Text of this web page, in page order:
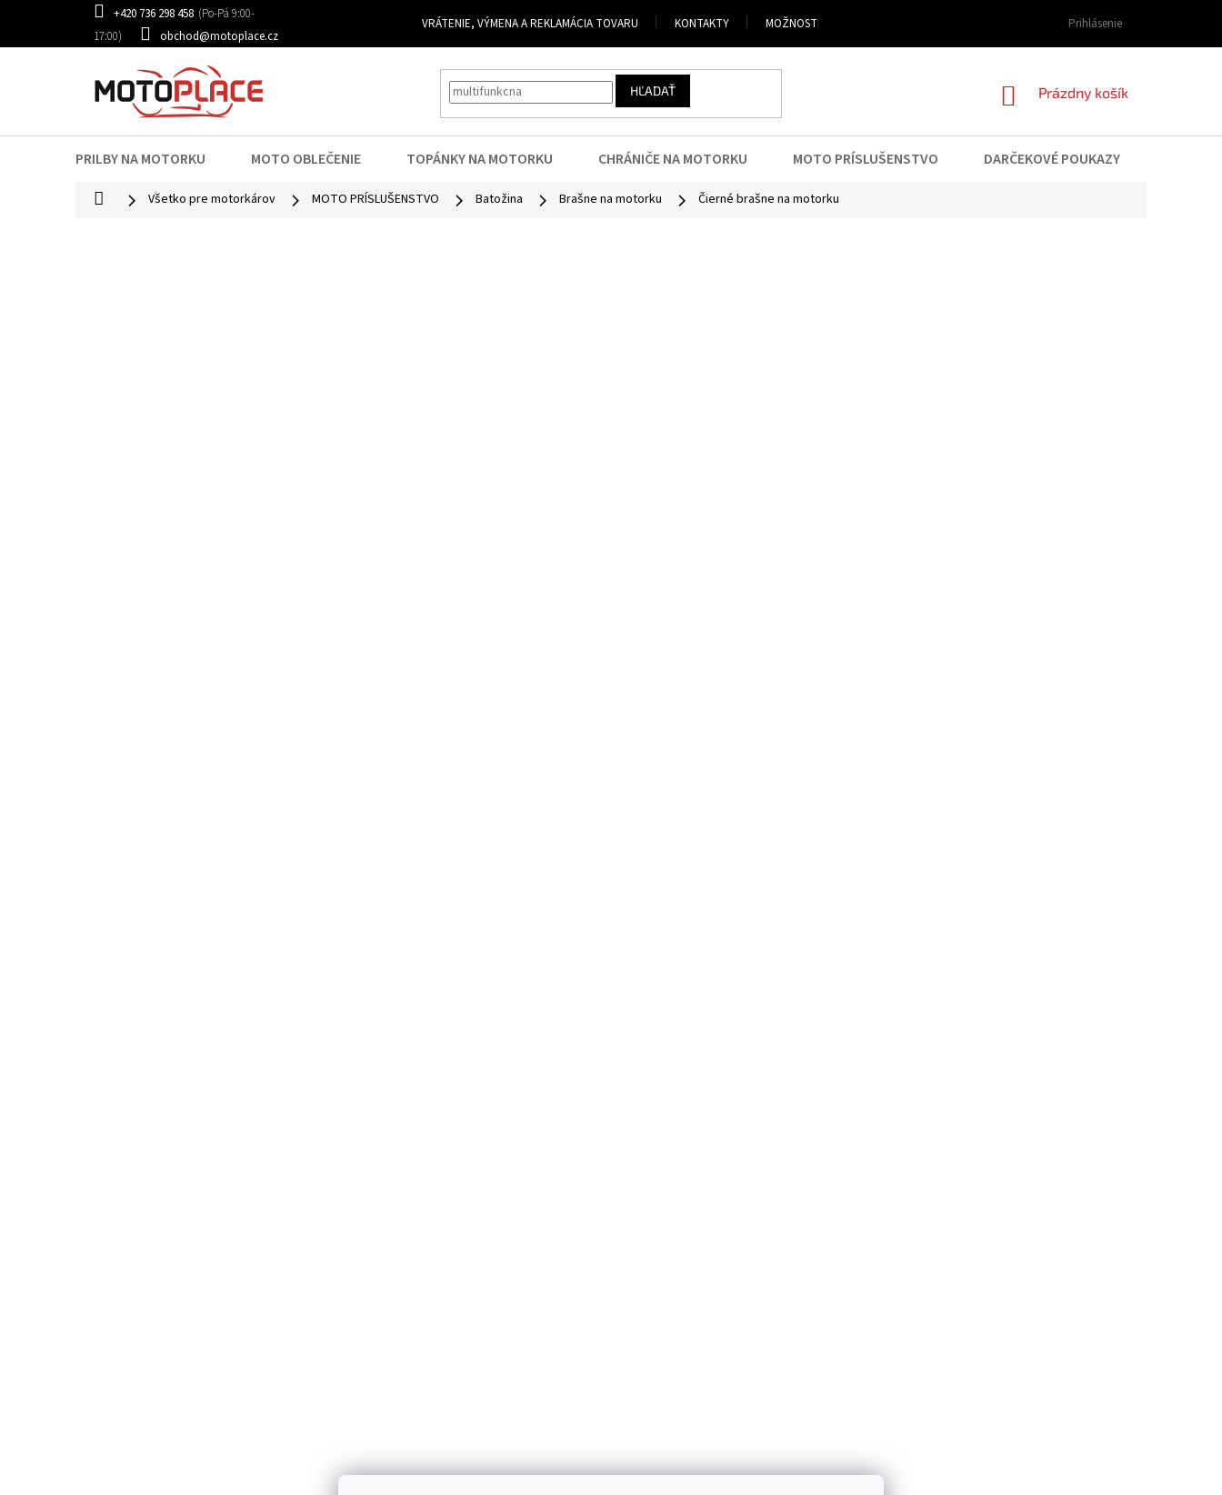
+420 736 298 458
obchod@motoplace.cz
VRÁTENIE, VÝMENA A REKLAMÁCIA TOVARU KONTAKTY MOŽNOSTI DOPRAVY A PLATBY OBCHODNÉ PODMIENKY PODMIENKY
Prihlásenie
HĽADAŤ
NÁKUPNÝ
Prázdny košík
PRILBY NA MOTORKU MOTO OBLEČENIE TOPÁNKY NA MOTORKU CHRÁNIČE NA MOTORKU MOTO PRÍSLUŠENSTVO DARČEKOVÉ POUKAZY
DomovVšetko pre motorkárov MOTO PRÍSLUŠENSTVO Batožina Brašne na motorku Čierné brašne na motorku